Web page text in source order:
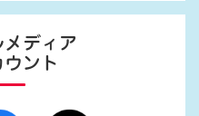
ディア
ント